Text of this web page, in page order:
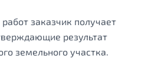
заказчик получает
результат
земельного участка.